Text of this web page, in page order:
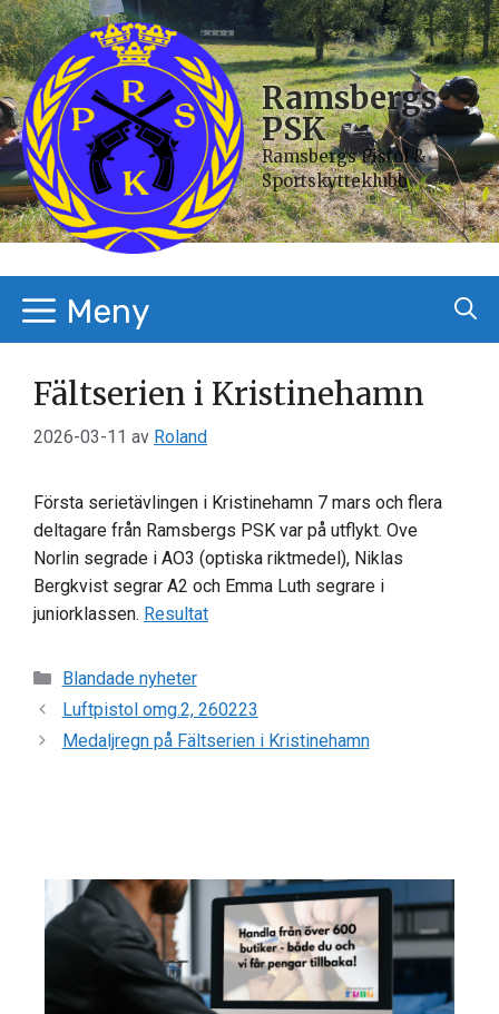
Hoppa
till
innehåll
Ramsbergs
PSK
Ramsbergs Pistol &
Sportskytteklubb
Meny
Fältserien i Kristinehamn
2026-03-11 av Roland
Första serietävlingen i Kristinehamn 7 mars och flera
deltagare från Ramsbergs PSK var på utflykt. Ove
Norlin segrade i AO3 (optiska riktmedel), Niklas
Bergkvist segrar A2 och Emma Luth segrare i
juniorklassen. Resultat
Kategorier
Blandade nyheter
Luftpistol omg.2, 260223
Medaljregn på Fältserien i Kristinehamn